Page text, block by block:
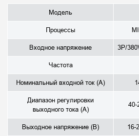
Модель
Процессы
Входное напряжение 3P/
Частота
Номинальный входной ток (А)
Диапазон регулировки
выходного тока (А)
40-
Выходное напряжение (В) 16-